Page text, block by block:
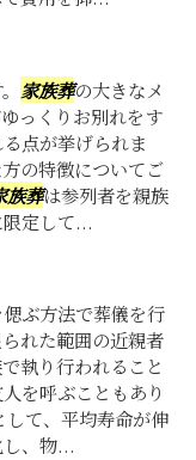
家族葬の大きなメ
っくりお別れをす
点が挙げられま
の特徴についてご
族葬は参列者を親族
定して...
ぶ方法で葬儀を行
れた範囲の近親者
執り行われること
を呼ぶこともあり
て、平均寿命が伸
、物...